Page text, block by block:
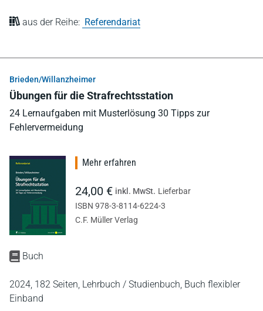
aus der Reihe: Referendariat
Brieden/Willanzheimer
Übungen für die Strafrechtsstation
24 Lernaufgaben mit Musterlösung 30 Tipps zur
Fehlervermeidung
Buch
2024, 182 Seiten, Lehrbuch / Studienbuch, Buch flexibler
Einband
Mehr erfahren
24,00 € inkl. MwSt. Lieferbar
ISBN 978-3-8114-6224-3
C.F. Müller Verlag